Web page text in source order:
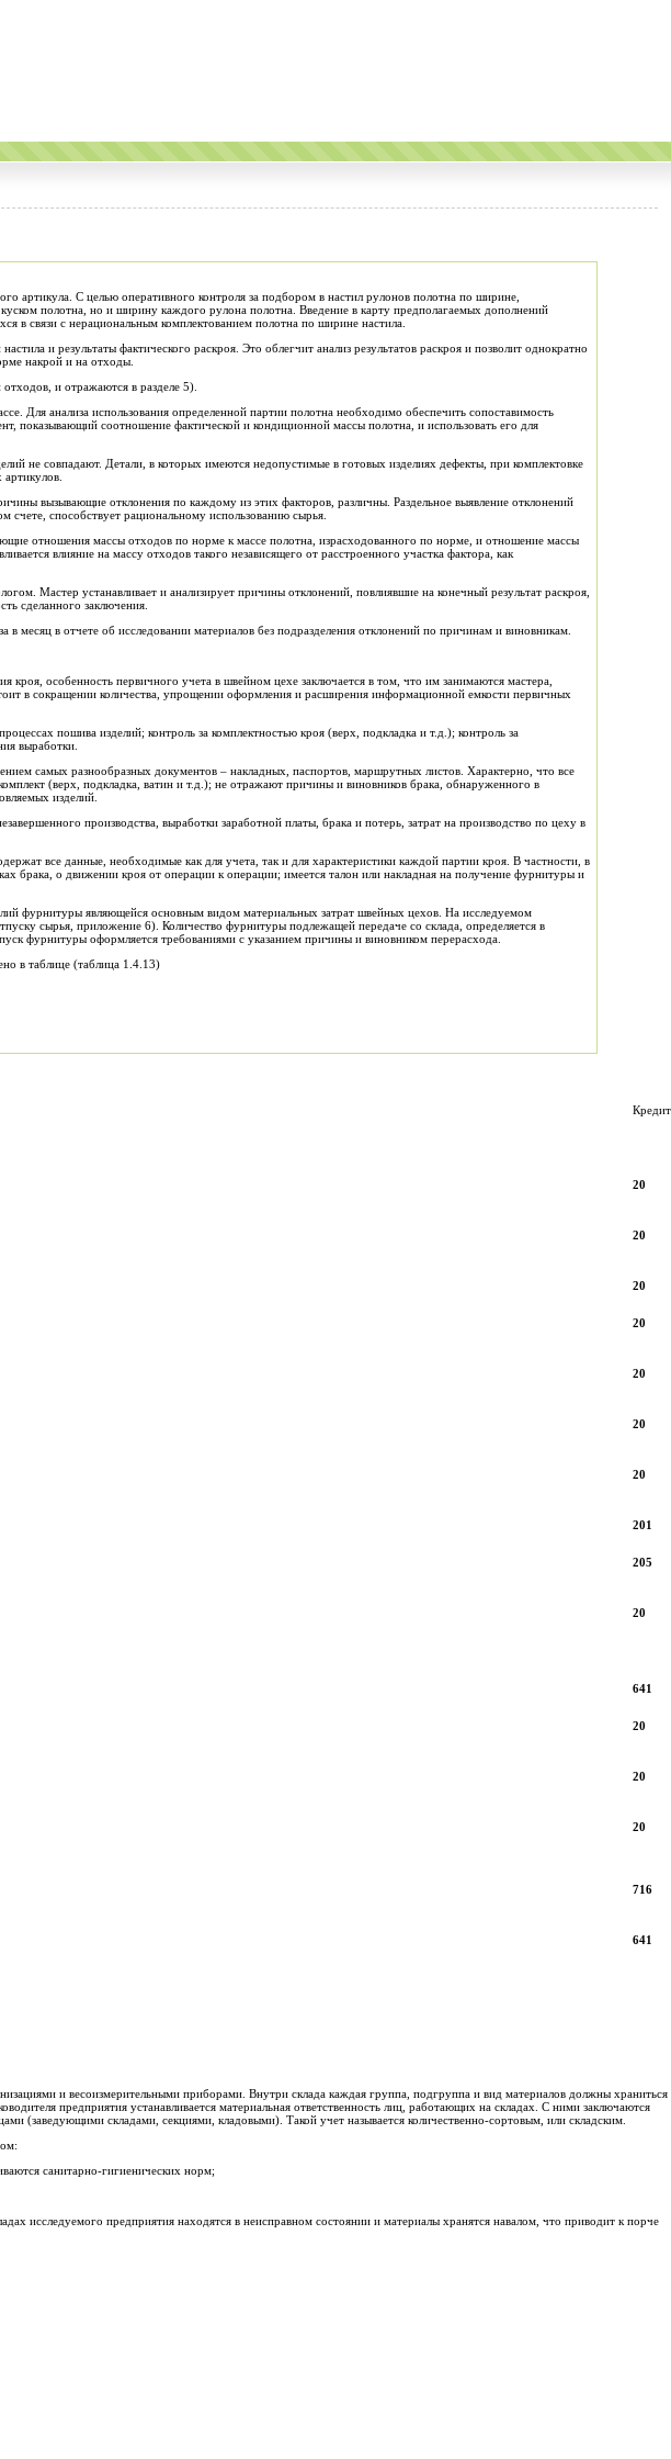
артикула. С целью оперативного контроля за подбором в настил рулонов полотна по ширине,
полотна, но и ширину каждого рулона полотна. Введение в карту предполагаемых дополнений
в связи с нерациональным комплектованием полотна по ширине настила.
и результаты фактического раскроя. Это облегчит анализ результатов раскроя и позволит однократно
накрой и на отходы.
и отражаются в разделе 5).
Для анализа использования определенной партии полотна необходимо обеспечить сопоставимость
показывающий соотношение фактической и кондиционной массы полотна, и использовать его для
не совпадают. Детали, в которых имеются недопустимые в готовых изделиях дефекты, при комплектовке
вызывающие отклонения по каждому из этих факторов, различны. Раздельное выявление отклонений
счете, способствует рациональному использованию сырья.
отношения массы отходов по норме к массе полотна, израсходованного по норме, и отношение массы
влияние на массу отходов такого независящего от расстроенного участка фактора, как
Мастер устанавливает и анализирует причины отклонений, повлиявшие на конечный результат раскроя,
сделанного заключения.
месяц в отчете об исследовании материалов без подразделения отклонений по причинам и виновникам.
особенность первичного учета в швейном цехе заключается в том, что им занимаются мастера,
в сокращении количества, упрощении оформления и расширения информационной емкости первичных
пошива изделий; контроль за комплектностью кроя (верх, подкладка и т.д.); контроль за
выработки.
самых разнообразных документов – накладных, паспортов, маршрутных листов. Характерно, что все
(верх, подкладка, ватин и т.д.); не отражают причины и виновников брака, обнаруженного в
изделий.
производства, выработки заработной платы, брака и потерь, затрат на производство по цеху в
все данные, необходимые как для учета, так и для характеристики каждой партии кроя. В частности, в
брака, о движении кроя от операции к операции; имеется талон или накладная на получение фурнитуры и
фурнитуры являющейся основным видом материальных затрат швейных цехов. На исследуемом
сырья, приложение 6). Количество фурнитуры подлежащей передаче со склада, определяется в
фурнитуры оформляется требованиями с указанием причины и виновником перерасхода.
в таблице (таблица 1.4.13)
Кредит
20
20
20
20
20
20
20
201
205
20
641
20
20
20
716
641
и весоизмерительными приборами. Внутри склада каждая группа, подгруппа и вид материалов должны храниться
предприятия устанавливается материальная ответственность лиц, работающих на складах. С ними заключаются
(заведующими складами, секциями, кладовыми). Такой учет называется количественно-сортовым, или складским.
санитарно-гигиенических норм;
исследуемого предприятия находятся в неисправном состоянии и материалы хранятся навалом, что приводит к порче